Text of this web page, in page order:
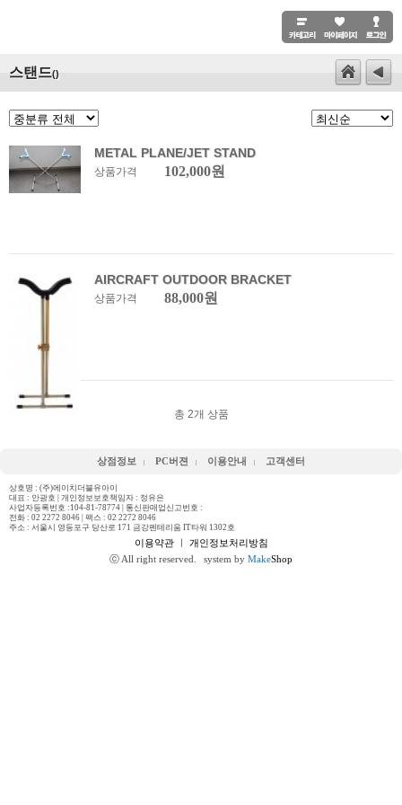
스탠드()
METAL PLANE/JET STAND
상품가격 102,000원
AIRCRAFT OUTDOOR BRACKET
상품가격 88,000원
총 2개 상품
상점정보 PC버젼 이용안내 고객센터
상호명 : (주)에이치더블유아이
대표 : 안광호 | 개인정보보호책임자 : 정유은
사업자등록번호 :104-81-78774 | 통신판매업신고번호 :
전화 : 02 2272 8046 | 팩스 : 02 2272 8046
주소 : 서울시 영등포구 당산로 171 금강펜테리움 IT타워 1302호
이용약관ㅣ 개인정보처리방침
ⓒ All right reserved.
system by MakeShop